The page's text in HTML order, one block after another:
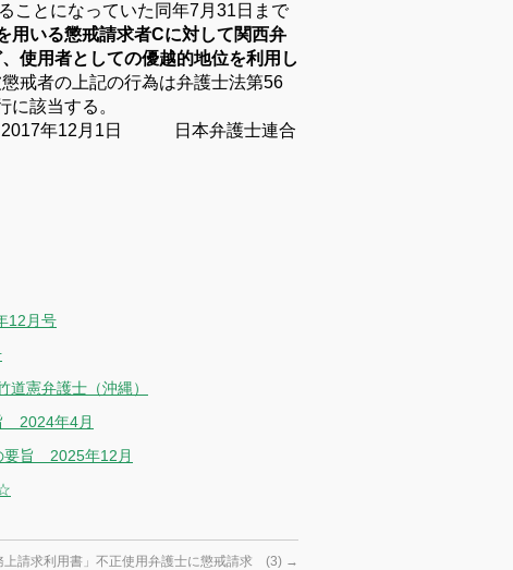
ことになっていた同年7月31日まで
用いる懲戒請求者Cに対して関西弁
使用者としての優越的地位を利用し
戒者の上記の行為は弁護士法第56
該当する。
2017年12月 1 日 日本弁護士連合
12月号
道憲弁護士（沖縄）
2024年4月
要旨 2025年12月
上請求利用書」不正使用弁護士に懲戒請求 (3) →